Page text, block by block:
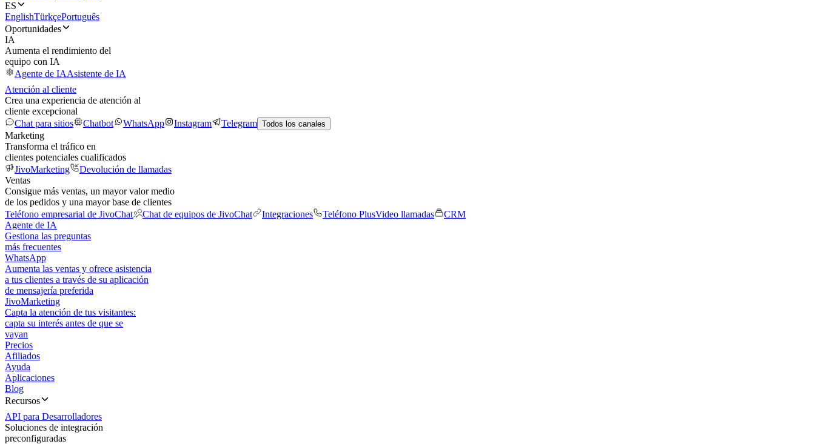
ES
EnglishTürkçePortuguês
Oportunidades
IA
Aumenta el rendimiento del
equipo con IA
Agente de IAAsistente de IA
Atención al cliente
Crea una experiencia de atención al
cliente excepcional
Chat para sitios
Chatbot WhatsApp Instagram Telegram Todos los canales
Marketing
Transforma el tráfico en
clientes potenciales cualificados
JivoMarketing
Devolución de llamadas
Ventas
Consigue más ventas, un mayor valor medio
de los pedidos y una mayor base de clientes
Teléfono empresarial de JivoChat
Chat de equipos de JivoChat Integraciones Teléfono PlusVideo llamadas
CRM
Agente de IA
Gestiona las preguntas
más frecuentes
WhatsApp
Aumenta las ventas y ofrece asistencia
a tus clientes a través de su aplicación
de mensajería preferida
JivoMarketing
Capta la atención de tus visitantes:
capta su interés antes de que se
vayan
Precios
Afiliados
Ayuda
Aplicaciones
Blog
Recursos
API para Desarrolladores
Soluciones de integración
preconfiguradas